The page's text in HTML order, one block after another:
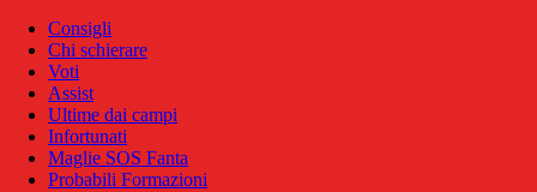
Consigli
Chi schierare
Voti
Assist
Ultime dai campi
Infortunati
Maglie SOS Fanta
Probabili Formazioni